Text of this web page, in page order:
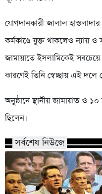
যোগদানকারী জালাল হাওলাদার
কর্মকাণ্ডে যুক্ত থাকলেও ন্যায় ও
জামায়াতে ইসলামিকেই
কারণেই তিনি স্বেচ্ছায় এই দলে
অনুষ্ঠানে স্থানীয় জামায়াত ও
ছিলেন।
সর্বশেষ নিউজে